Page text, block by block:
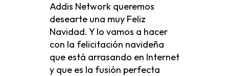
Addis Network queremos
desearte una muy Feliz
Navidad. Y lo vamos a hacer
con la felicitación navideña
que está arrasando en Internet
y que es la fusión perfecta